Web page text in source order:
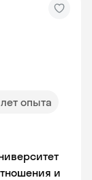
лет опыта
и